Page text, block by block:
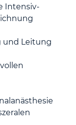
Intensiv-
und Leitung